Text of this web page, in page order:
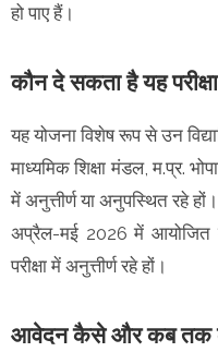
हो पाए हैं।
कौन दे सकता है यह
यह योजना विशेष रूप से उन
माध्यमिक शिक्षा मंडल, म.प्र.
में अनुत्तीर्ण या अनुपस्थित रहे हों।
अप्रैल-मई 2026 में आयोजित
परीक्षा में अनुत्तीर्ण रहे हों।
आवेदन कैसे और कब तक